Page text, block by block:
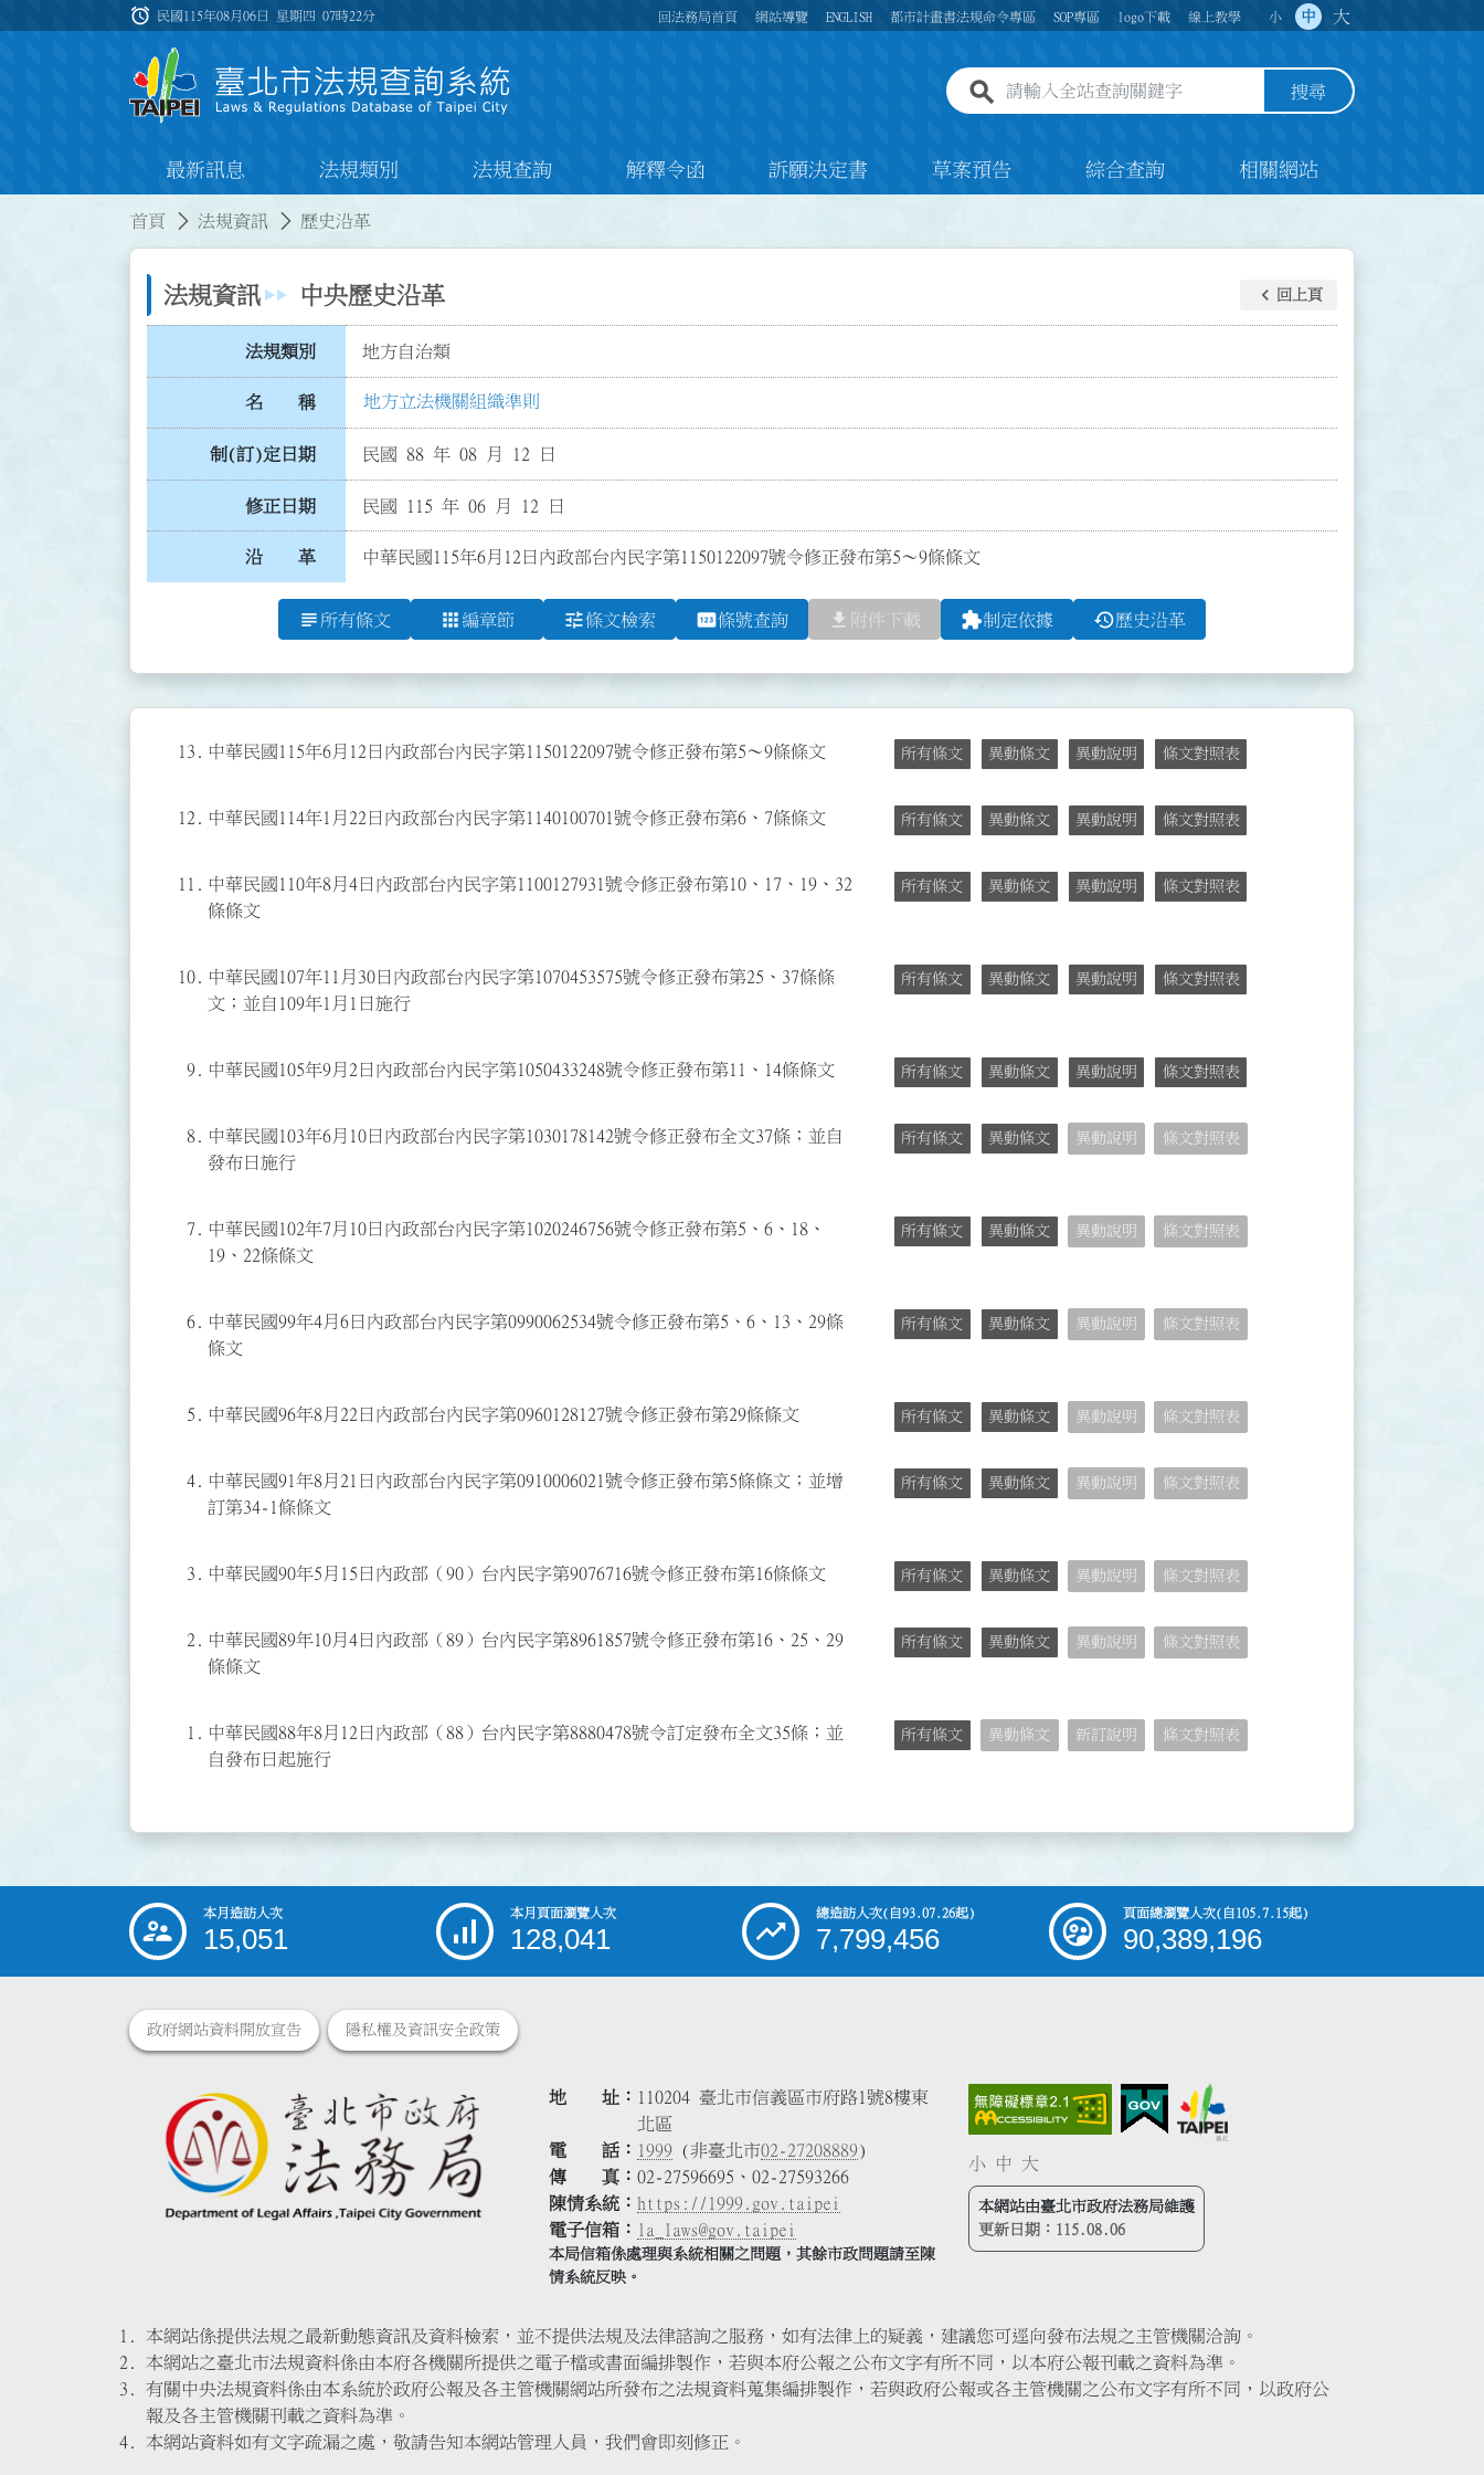
:::
alarm 民國115年08月06日 星期四07時22分 回法務局首頁 網站導覽 ENGLISH 都市計畫書法規命令專區 SOP專區 logo下載 線上教學 小 中 大
全站查詢關鍵字欄位 搜尋
最新訊息 法規類別 法規查詢 解釋令函 訴願決定書 草案預告 綜合查詢 相關網站
首頁 法規資訊 歷史沿革
法規資訊 中央歷史沿革 keyboard_arrow_left 回上頁
法規類別 地方自治類
名 稱 地方立法機關組織準則
制(訂)定日期 民國 88 年 08 月 12 日
修正日期 民國 115 年 06 月 12 日
沿 革 中華民國115年6月12日內政部台內民字第1150122097號令修正發布第5～9條條文
subject 所有條文 apps 編章節 tune條文檢索 pin條號查詢 file_download 附件下載 extension制定依據 history歷史沿革
13. 中華民國115年6月12日內政部台內民字第1150122097號令修正發布第5～9條條文 所有條文 異動條文 異動說明 條文對照表
12. 中華民國114年1月22日內政部台內民字第1140100701號令修正發布第6、7條條文 所有條文 異動條文 異動說明 條文對照表
11.
中華民國110年8月4日內政部台內民字第1100127931號令修正發布第10、17、19、32
條條文
所有條文 異動條文 異動說明 條文對照表
10.
中華民國107年11月30日內政部台內民字第1070453575號令修正發布第25、37條條
文；並自109年1月1日施行
所有條文 異動條文 異動說明 條文對照表
9. 中華民國105年9月2日內政部台內民字第1050433248號令修正發布第11、14條條文 所有條文 異動條文 異動說明 條文對照表
8.
中華民國103年6月10日內政部台內民字第1030178142號令修正發布全文37條；並自
發布日施行
所有條文 異動條文 異動說明 條文對照表
7.
中華民國102年7月10日內政部台內民字第1020246756號令修正發布第5、6、18、
19、22條條文
所有條文 異動條文 異動說明 條文對照表
6.
中華民國99年4月6日內政部台內民字第0990062534號令修正發布第5、6、13、29條
條文
所有條文 異動條文 異動說明 條文對照表
5. 中華民國96年8月22日內政部台內民字第0960128127號令修正發布第29條條文 所有條文 異動條文 異動說明 條文對照表
4.
中華民國91年8月21日內政部台內民字第0910006021號令修正發布第5條條文；並增
訂第34-1條條文
所有條文 異動條文 異動說明 條文對照表
3. 中華民國90年5月15日內政部（90）台內民字第9076716號令修正發布第16條條文 所有條文 異動條文 異動說明 條文對照表
2.
中華民國89年10月4日內政部（89）台內民字第8961857號令修正發布第16、25、29
條條文
所有條文 異動條文 異動說明 條文對照表
1.
中華民國88年8月12日內政部（88）台內民字第8880478號令訂定發布全文35條；並
自發布日起施行
所有條文 異動條文 新訂說明 條文對照表
::: 本月造訪人次
15,051
本月頁面瀏覽人次
128,041
總造訪人次(自93.07.26起)
7,799,456
頁面總瀏覽人次(自105.7.15起)
90,389,196
政府網站資料開放宣告 隱私權及資訊安全政策
地 址
110204 臺北市信義區市府路1號8樓東
北區
電 話
1999 (非臺北市02-27208889)
傳 真
02-27596695、02-27593266
陳情系統
https://1999.gov.taipei
電子信箱
la_laws@gov.taipei
本局信箱係處理與系統相關之問題，其餘市政問題請至陳
情系統反映。
小 中 大
本網站由臺北市政府法務局維護
更新日期： 115.08.06
本網站係提供法規之最新動態資訊及資料檢索，並不提供法規及法律諮詢之服務，如有法律上的疑義，建議您可逕向發布法規之主管機關洽詢。
本網站之臺北市法規資料係由本府各機關所提供之電子檔或書面編排製作，若與本府公報之公布文字有所不同，以本府公報刊載之資料為準。
有關中央法規資料係由本系統於政府公報及各主管機關網站所發布之法規資料蒐集編排製作，若與政府公報或各主管機關之公布文字有所不同，以政府公
報及各主管機關刊載之資料為準。
本網站資料如有文字疏漏之處，敬請告知本網站管理人員，我們會即刻修正。